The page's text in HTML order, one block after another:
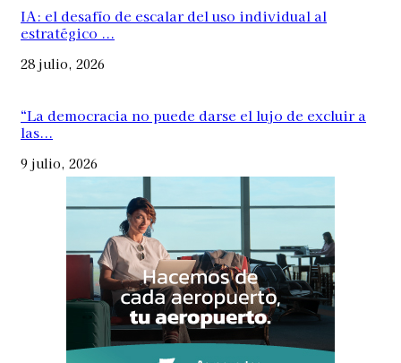
IA: el desafío de escalar del uso individual al
estratégico ...
28 julio, 2026
“La democracia no puede darse el lujo de excluir a
las...
9 julio, 2026